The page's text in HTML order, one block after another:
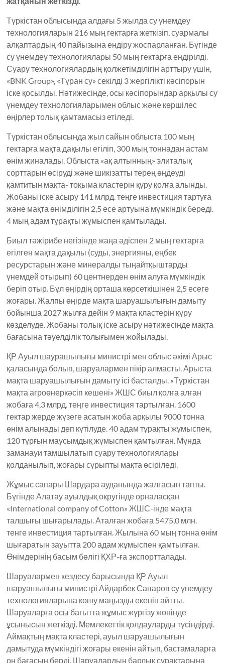
Түркістан облысында алдағы 5 жылда су үнемдеу
технологияларын 216 мың гектарға жеткізіп, суармалы
алқаптардың 40 пайызына ендіру жоспарланған. Бүгінде
су үнемдеу технологиялары 50 мың гектарға ендірілді.
Суару технологиялардың қолжетімділігін арттыру үшін,
«BNK Group», «Тұран су» секілді 3 жергілікті кәсіпорын
іске қосылды. Нәтижесінде, осы кәсіпорындар арқылы су
үнемдеу технологияларымен облыс және көршілес
өңірлер толық қамтамасыз етіледі.
Түркістан облысында жыл сайын облыста 100 мың
гектарға мақта дақылы егіліп, 300 мың тоннадан астам
өнім жиналады. Облыста «ақ алтынның» элиталық
сорттарын өсіруді және шикізатты терең өңдеуді
қамтитын мақта- тоқыма кластерін құру қолға алынды.
Жобаны іске асыру 141 млрд. теңге инвестиция тартуға
және мақта өнімділігін 2,5 есе артуына мүмкіндік береді.
4 мың адам тұрақты жұмыспен қамтылады.
Биыл тәжірибе негізінде жаңа әдіспен 2 мың гектарға
егілген мақта дақылы (суды, энергияны, еңбек
ресурстарын және минералды тыңайтқыштарды
үнемдей отырып) 60 центнерден өнім алуға мүмкіндік
беріп отыр. Бұл өңірдің орташа көрсеткішінен 2,5 есеге
жоғары. Жалпы өңірде мақта шаруашылығын дамыту
бойынша 2027 жылға дейін 9 мақта кластерін құру
көзделуде. Жобаны толық іске асыру нәтижесінде мақта
бағасына тәуелділік толығымен жойылады.
ҚР Ауыл шаурашылығы министрі мен облыс әкімі Арыс
қаласында болып, шаруалармен пікір алмасты. Арыста
мақта шаруашылығын дамыту ісі басталды. «Түркістан
мақта агроөнеркәсіп кешені» ЖШС биыл қолға алған
жобаға 4,3 млрд. теңге инвестиция тартылған. 1600
гектар жерде жүзеге асатын жоба арқылы 9000 тонна
өнім алынады деп күтілуде. 40 адам тұрақты жұмыспен,
120 тұрғын маусымдық жұмыспен қамтылған. Мұнда
заманауи тамшылатып суару технологиялары
қолданылып, жоғары сұрыпты мақта өсіріледі.
Жұмыс сапары Шардара ауданында жалғасын тапты.
Бүгінде Алатау ауылдық округінде орналасқан
«International company of Cotton» ЖШС-інде мақта
талшығы шығарылады. Аталған жобаға 5475,0 млн.
тенге инвестиция тартылған. Жылына 60 мың тонна өнім
шығаратын зауытта 200 адам жұмыспен қамтылған.
Өнімдерінің басым бөлігі ҚХР-ға экспортталады.
Шаруалармен кездесу барысында ҚР Ауыл
шаруашылығы министрі Айдарбек Сапаров су үнемдеу
технологияларына көшу маңызды екенін айтты.
Шаруаларға осы бағытта жұмыс жүргізу жөнінде
ұсынысын жеткізді. Мемлекеттік қолдауларды түсіндірді.
Аймақтың мақта кластері, ауыл шаруашылығын
дамытуда мүмкіндігі жоғары екенін айтып, бастамаларға
оң бағасын берді. Шаруалардың барлық сұрақтарына